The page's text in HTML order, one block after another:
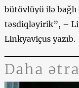
bütövlüyü ilə
təsdiqləyirik”, –
Linkyaviçus yazıb.
Daha